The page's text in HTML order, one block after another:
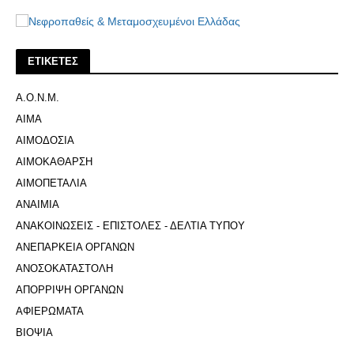
ΕΤΙΚΕΤΕΣ
Α.Ο.Ν.Μ.
ΑΙΜΑ
ΑΙΜΟΔΟΣΙΑ
ΑΙΜΟΚΑΘΑΡΣΗ
ΑΙΜΟΠΕΤΑΛΙΑ
ΑΝΑΙΜΙΑ
ΑΝΑΚΟΙΝΩΣΕΙΣ - ΕΠΙΣΤΟΛΕΣ - ΔΕΛΤΙΑ ΤΥΠΟΥ
ΑΝΕΠΑΡΚΕΙΑ ΟΡΓΑΝΩΝ
ΑΝΟΣΟΚΑΤΑΣΤΟΛΗ
ΑΠΟΡΡΙΨΗ ΟΡΓΑΝΩΝ
ΑΦΙΕΡΩΜΑΤΑ
ΒΙΟΨΙΑ